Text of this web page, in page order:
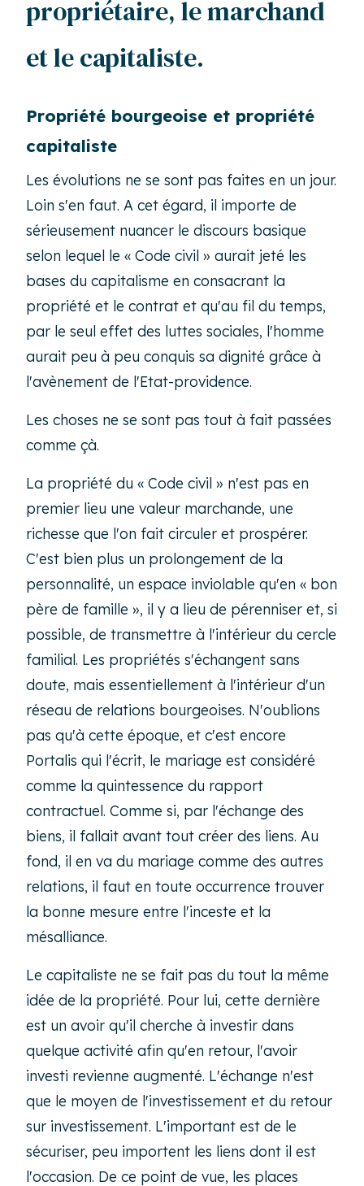
propriétaire, le marchand
et le capitaliste.
Propriété bourgeoise et propriété
capitaliste
Les évolutions ne se sont pas faites en un jour.
Loin s'en faut. A cet égard, il importe de
sérieusement nuancer le discours basique
selon lequel le « Code civil » aurait jeté les
bases du capitalisme en consacrant la
propriété et le contrat et qu'au fil du temps,
par le seul effet des luttes sociales, l'homme
aurait peu à peu conquis sa dignité grâce à
l'avènement de l'Etat-providence.
Les choses ne se sont pas tout à fait passées
comme çà.
La propriété du « Code civil » n'est pas en
premier lieu une valeur marchande, une
richesse que l'on fait circuler et prospérer.
C'est bien plus un prolongement de la
personnalité, un espace inviolable qu'en « bon
père de famille », il y a lieu de pérenniser et, si
possible, de transmettre à l'intérieur du cercle
familial. Les propriétés s'échangent sans
doute, mais essentiellement à l'intérieur d'un
réseau de relations bourgeoises. N'oublions
pas qu'à cette époque, et c'est encore
Portalis qui l'écrit, le mariage est considéré
comme la quintessence du rapport
contractuel. Comme si, par l'échange des
biens, il fallait avant tout créer des liens. Au
fond, il en va du mariage comme des autres
relations, il faut en toute occurrence trouver
la bonne mesure entre l'inceste et la
mésalliance.
Le capitaliste ne se fait pas du tout la même
idée de la propriété. Pour lui, cette dernière
est un avoir qu'il cherche à investir dans
quelque activité afin qu'en retour, l'avoir
investi revienne augmenté. L'échange n'est
que le moyen de l'investissement et du retour
sur investissement. L'important est de le
sécuriser, peu importent les liens dont il est
l'occasion. De ce point de vue, les places